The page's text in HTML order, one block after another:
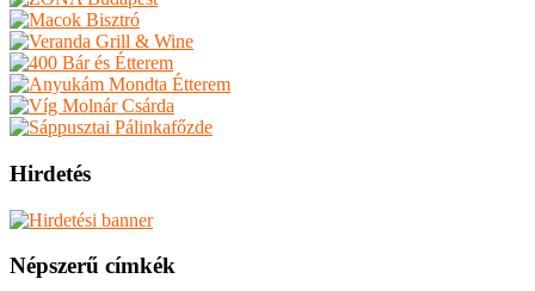
Hirdetés
Népszerű címkék